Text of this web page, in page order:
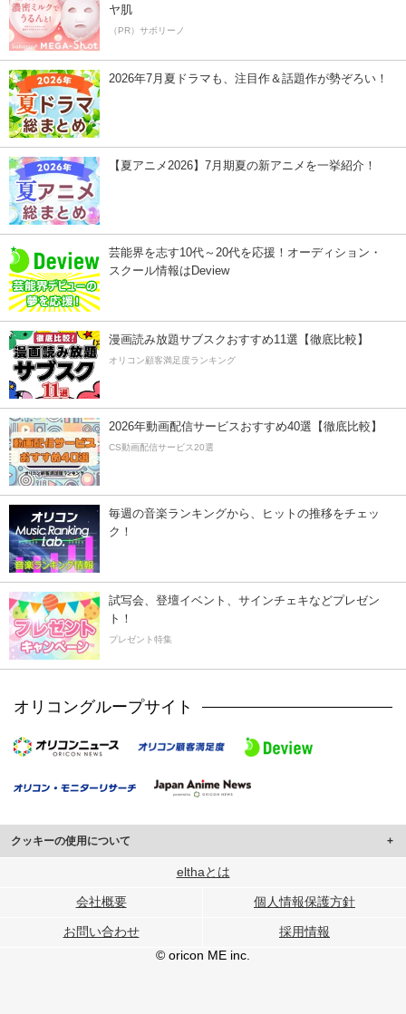
ヤ肌
（PR）サボリーノ
2026年7月夏ドラマも、注目作＆話題作が勢ぞろい！
【夏アニメ2026】7月期夏の新アニメを一挙紹介！
芸能界を志す10代～20代を応援！オーディション・
スクール情報はDeview
漫画読み放題サブスクおすすめ11選【徹底比較】
オリコン顧客満足度ランキング
2026年動画配信サービスおすすめ40選【徹底比較】
CS動画配信サービス20選
毎週の音楽ランキングから、ヒットの推移をチェッ
ク！
試写会、登壇イベント、サインチェキなどプレゼン
ト！
プレゼント特集
オリコングループサイト
クッキーの使用について
このサイトでは Cookie を使用して、ユーザーに合わせたコンテンツや広告の
行っています。
メディアや広告配信、データ解析の各パートナーに提供しています。
各パートナーは、この情報とユーザーが各パートナーに提供した他の情報や、
ユーザーが各パートナーのサービスを使用したときに収集した他の情報を組み
elthaとは
会社概要 個人情報保護方針
お問い合わせ
採用情報
© oricon ME inc.